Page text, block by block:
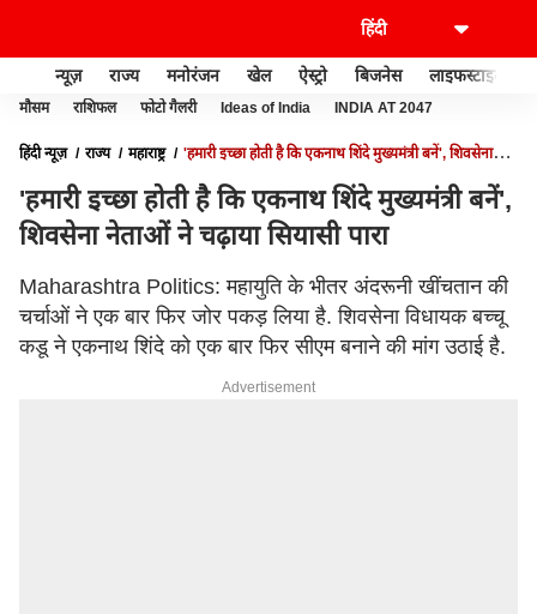
न्यूज़ राज्य मनोरंजन खेल ऐस्ट्रो बिजनेस लाइफस्टाइल
मौसम राशिफल फोटो गैलरी Ideas of India INDIA AT 2047
हिंदी न्यूज़ राज्य महाराष्ट्र
'हमारी इच्छा होती है कि एकनाथ शिंदे मुख्यमंत्री बनें', शिवसेना
'हमारी इच्छा होती है कि एकनाथ शिंदे मुख्यमंत्री बनें',
शिवसेना नेताओं ने चढ़ाया सियासी पारा
Maharashtra Politics: महायुति के भीतर अंदरूनी खींचतान की
चर्चाओं ने एक बार फिर जोर पकड़ लिया है. शिवसेना विधायक बच्चू
कडू ने एकनाथ शिंदे को एक बार फिर सीएम बनाने की मांग उठाई है.
Advertisement